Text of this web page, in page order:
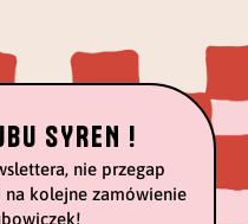
SYREN !
nie przegap
na kolejne zamówienie